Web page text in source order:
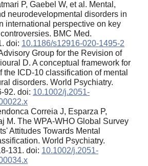
P, Gaebel W, et al. Mental,
neurodevelopmental disorders in
international perspective on key
BMC Med.
doi: 10.1186/s12916-020-1495-2
Group for the Revision of
D. A conceptual framework for
the ICD-10 classification of mental
disorders. World Psychiatry.
92. doi: 10.1002/j.2051-
Correia J, Esparza P,
M. The WPA-WHO Global Survey
Attitudes Towards Mental
World Psychiatry.
131. doi: 10.1002/j.2051-